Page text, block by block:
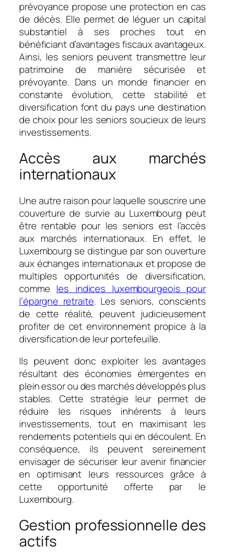
prévoyance propose une protection en cas
de décès. Elle permet de léguer un capital
substantiel à ses proches tout en
bénéficiant d’avantages fiscaux avantageux.
Ainsi, les seniors peuvent transmettre leur
patrimoine de manière sécurisée et
prévoyante. Dans un monde financier en
constante évolution, cette stabilité et
diversification font du pays une destination
de choix pour les seniors soucieux de leurs
investissements.
Accès aux marchés
internationaux
Une autre raison pour laquelle souscrire une
couverture de survie au Luxembourg peut
être rentable pour les seniors est l’accès
aux marchés internationaux. En effet, le
Luxembourg se distingue par son ouverture
aux échanges internationaux et propose de
multiples opportunités de diversification,
comme les indices luxembourgeois pour
l’épargne retraite. Les seniors, conscients
de cette réalité, peuvent judicieusement
profiter de cet environnement propice à la
diversification de leur portefeuille.
Ils peuvent donc exploiter les avantages
résultant des économies émergentes en
plein essor ou des marchés développés plus
stables. Cette stratégie leur permet de
réduire les risques inhérents à leurs
investissements, tout en maximisant les
rendements potentiels qui en découlent. En
conséquence, ils peuvent sereinement
envisager de sécuriser leur avenir financier
en optimisant leurs ressources grâce à
cette opportunité offerte par le
Luxembourg.
Gestion professionnelle des
actifs